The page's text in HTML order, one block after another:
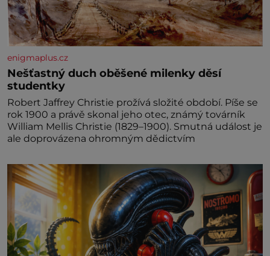
enigmaplus.cz
Nešťastný duch oběšené milenky děsí
studentky
Robert Jaffrey Christie prožívá složité období. Píše se
rok 1900 a právě skonal jeho otec, známý továrník
William Mellis Christie (1829–1900). Smutná událost je
ale doprovázena ohromným dědictvím